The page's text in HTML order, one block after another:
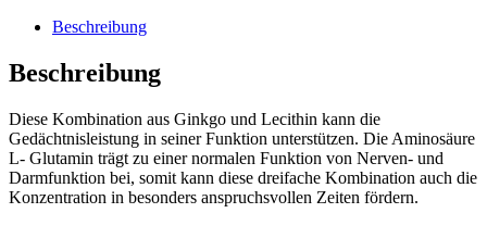
Beschreibung
Beschreibung
Diese Kombination aus Ginkgo und Lecithin kann die
Gedächtnisleistung in seiner Funktion unterstützen. Die Aminosäure
L- Glutamin trägt zu einer normalen Funktion von Nerven- und
Darmfunktion bei, somit kann diese dreifache Kombination auch die
Konzentration in besonders anspruchsvollen Zeiten fördern.